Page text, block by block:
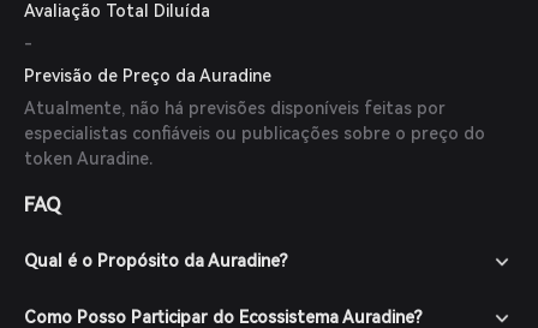
Avaliação Total Diluída
-
Previsão de Preço da Auradine
Atualmente, não há previsões disponíveis feitas por
especialistas confiáveis ou publicações sobre o preço do
token Auradine.
FAQ
Qual é o Propósito da Auradine?
Como Posso Participar do Ecossistema Auradine?